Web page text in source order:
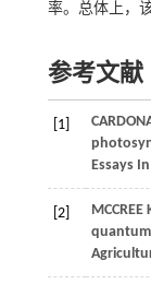
率。总体上，
参考文献
[1]
Essays
[2] MCCREE